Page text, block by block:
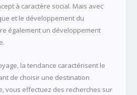
à caractère social. Mais avec
et le développement du
également un développement
la tendance caractérisent le
de choisir une destination
vous effectuez des recherches sur